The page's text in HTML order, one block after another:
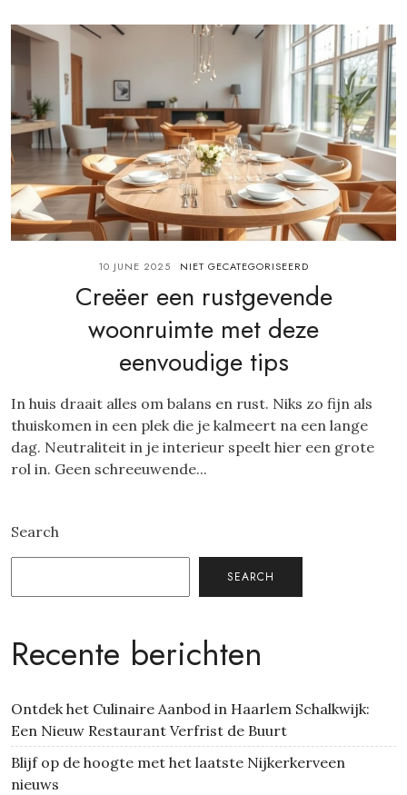
10 JUNE 2025 NIET GECATEGORISEERD
Creëer een rustgevende
woonruimte met deze
eenvoudige tips
In huis draait alles om balans en rust. Niks zo fijn als
thuiskomen in een plek die je kalmeert na een lange
dag. Neutraliteit in je interieur speelt hier een grote
rol in. Geen schreeuwende...
Search
SEARCH
Recente berichten
Ontdek het Culinaire Aanbod in Haarlem Schalkwijk:
Een Nieuw Restaurant Verfrist de Buurt
Blijf op de hoogte met het laatste Nijkerkerveen
nieuws